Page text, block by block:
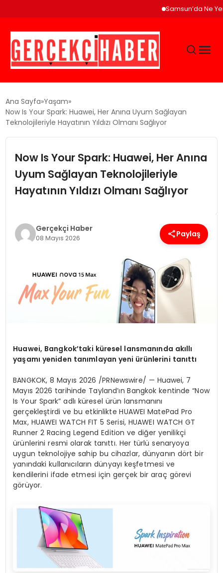
Samsun’da Ne Yenir?
GÜNCEL
EĞITIM
EKONOMI
MAGAZIN
TEKNOLOJI
YAŞAM
Ana Sayfa Yaşam
Now Is Your Spark: Huawei, Her Anına Uyum Sağlayan
Teknolojileriyle Hayatının Yıldızı Olmanı Sağlıyor
Now Is Your Spark: Huawei, Her Anına
Uyum Sağlayan Teknolojileriyle
Hayatının Yıldızı Olmanı Sağlıyor
Gerçekçi Haber
08 Mayıs 2026 Paylaş
Huawei, Bangkok’taki küresel lansmanında akıllı
yaşamı yeniden tanımlayan yeni ürünlerini tanıttı
BANGKOK,8 Mayıs 2026 /PRNewswire/ — Huawei, 7
Mayıs 2026 tarihinde Tayland’ın Bangkok kentinde “Now
Is Your Spark” adlı küresel ürün lansmanını
gerçekleştirdi ve bu etkinlikte HUAWEI MatePad Pro
Max, HUAWEI WATCH FIT 5 Serisi, HUAWEI WATCH GT
Runner 2 Racing Legend Edition ve diğer yenilikçi
ürünlerini resmi olarak tanıttı. Her türlü senaryoya
uygun teknolojiye sahip bu cihazlar, dünyanın dört bir
yanındaki kullanıcıların dünyayı keşfetmesi ve
kendilerini ifade etmesi için gerçek bir araç görevi
görüyor.